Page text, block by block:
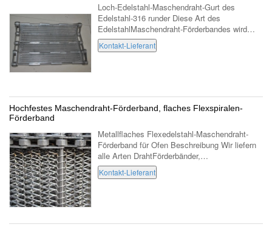
Loch-Edelstahl-Maschendraht-Gurt des
Edelstahl-316 runder Diese Art des
EdelstahlMaschendraht-Förderbandes wird
auch perforiertes Maschendraht-Förderband,
Maschen-Blattdraht Förderband genannt Das
Kontakt-Lieferant
Hochfestes Maschendraht-Förderband, flaches Flexspiralen-
Förderband
Metallflaches Flexedelstahl-Maschendraht-
Förderband für Ofen Beschreibung Wir liefern
alle Arten DrahtFörderbänder,
Drahtgewebemaschendraht, Gurte der hohen
Temperatur, gefahrene Kettengurte,
Kontakt-Lieferant